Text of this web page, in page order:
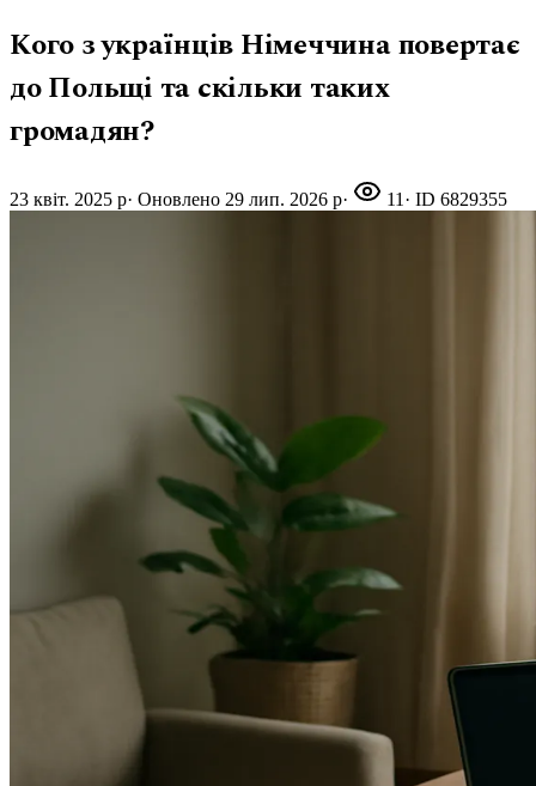
Кого з українців Німеччина повертає
до Польщі та скільки таких
громадян?
23 квіт. 2025 р· Оновлено 29 лип. 2026 р· 11 · ID 6829355